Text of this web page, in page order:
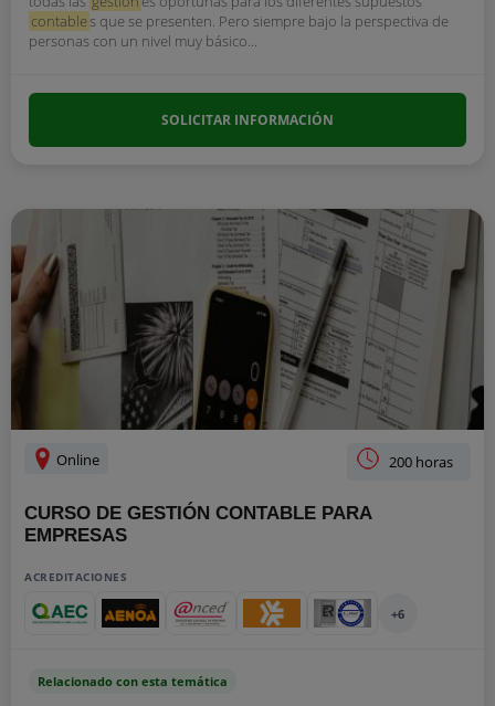
contables que se presenten. Pero siempre bajo la perspectiva de
personas con un nivel muy básico...
SOLICITAR INFORMACIÓN
Online 200 horas
CURSO DE GESTIÓN CONTABLE PARA
EMPRESAS
ACREDITACIONES
+6
Relacionado con esta temática